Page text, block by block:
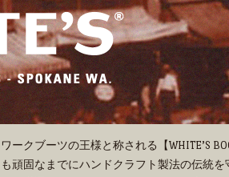
ワークブーツの王様と称される【WHITE’S
も頑固なまでにハンドクラフト製法の伝統を